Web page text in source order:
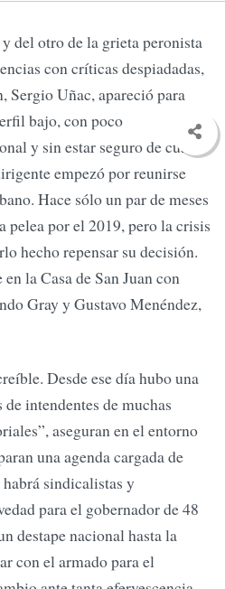
del otro de la grieta peronista
con críticas despiadadas,
Sergio Uñac, apareció para
bajo, con poco
y sin estar seguro de cuál
empezó por reunirse
Hace sólo un par de meses
pelea por el 2019, pero la crisis
hecho repensar su decisión.
la Casa de San Juan con
Gray y Gustavo Menéndez,
Desde ese día hubo una
intendentes de muchas
aseguran en el entorno
una agenda cargada de
sindicalistas y
para el gobernador de 48
destape nacional hasta la
con el armado para el